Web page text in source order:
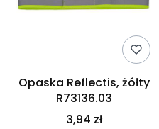
Opaska Reflectis, żółty
R73136.03
3,94 zł